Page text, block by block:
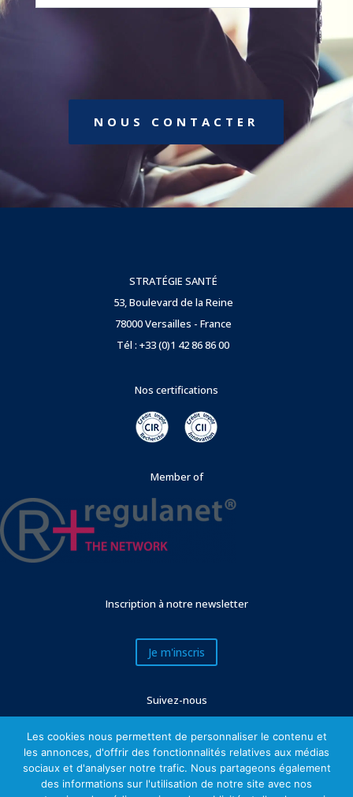
NOUS CONTACTER
STRATÉGIE SANTÉ
53, Boulevard de la Reine
78000 Versailles - France
Tél : +33 (0)1 42 86 86 00
Nos certifications
Member of
Inscription à notre newsletter
Je m'inscris
Suivez-nous
Les cookies nous permettent de personnaliser le contenu et
les annonces, d'offrir des fonctionnalités relatives aux médias
sociaux et d'analyser notre trafic. Nous partageons également
des informations sur l'utilisation de notre site avec nos